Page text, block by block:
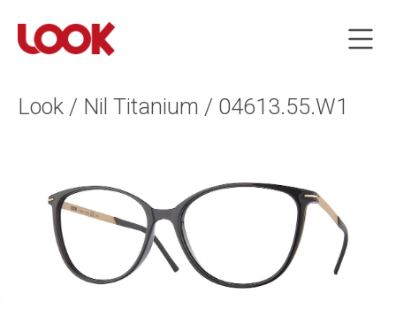
Look / Nil Titanium / 04613.55.W1